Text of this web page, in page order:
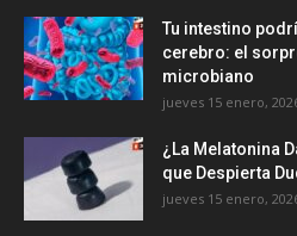
Tu intestino
cerebro: el
microbiano
jueves 15 enero,
¿La Melatonina
que Despierta
jueves 15 enero,